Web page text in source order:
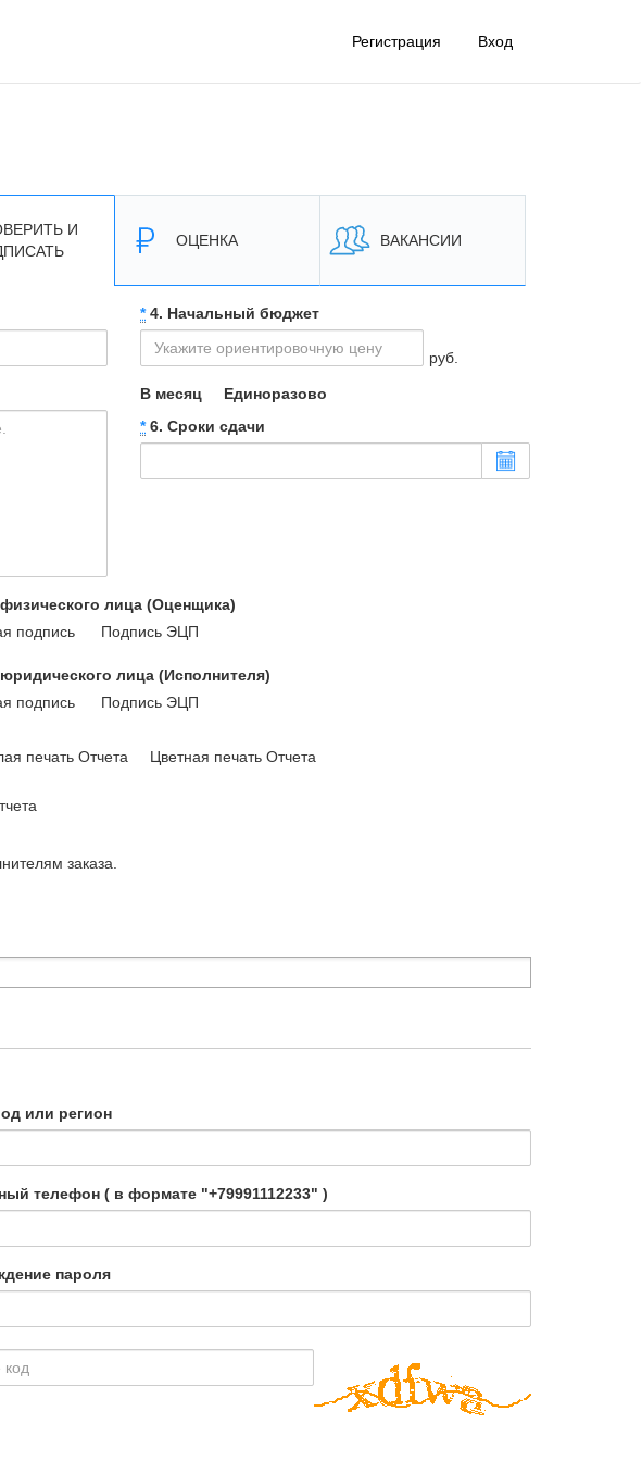
Регистрация Вход
И
ОЦЕНКА ВАКАНСИИ
*4. Начальный бюджет
руб.
В месяц
Единоразово
*6. Сроки сдачи
лица (Оценщика)
подпись
Подпись ЭЦП
лица (Исполнителя)
подпись
Подпись ЭЦП
печать Отчета Цветная печать Отчета
заказа.
или регион
телефон ( в формате "+79991112233" )
пароля